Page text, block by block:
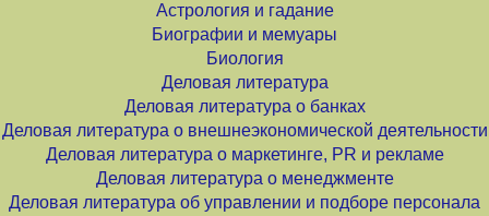
Астрология и гадание
Биографии и мемуары
Биология
Деловая литература
Деловая литература о банках
Деловая литература о внешнеэкономической деятельности
Деловая литература о маркетинге, PR и рекламе
Деловая литература о менеджменте
Деловая литература об управлении и подборе персонала